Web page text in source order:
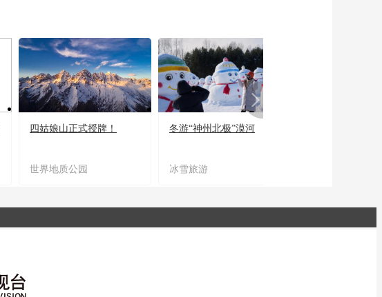
四姑娘山正式授牌！
世界地质公园
冬游“神州北极”漠河
冰雪旅游